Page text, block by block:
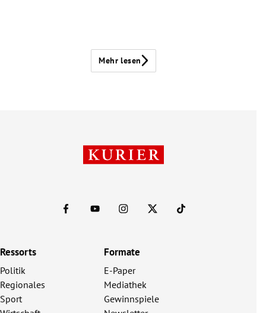
Mehr lesen
Ressorts
Politik
Regionales
Sport
Formate
E-Paper
Mediathek
Gewinnspiele